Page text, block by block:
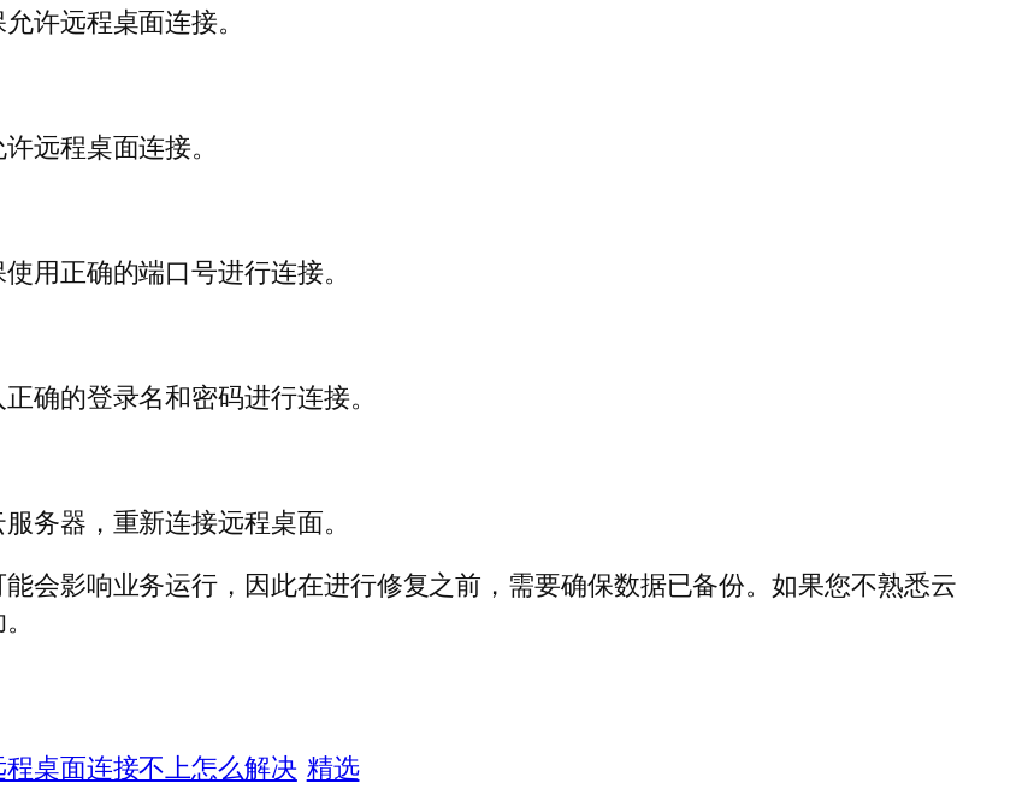
许远程桌面连接。
远程桌面连接。
用正确的端口号进行连接。
确的登录名和密码进行连接。
务器，重新连接远程桌面。
会影响业务运行，因此在进行修复之前，需要确保数据已备份。如果您不熟悉云
桌面连接不上怎么解决 精选